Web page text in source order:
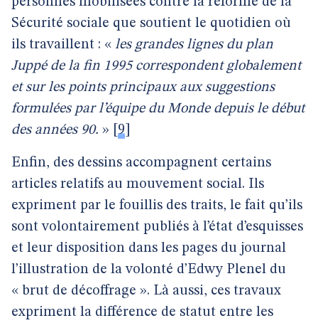
Sécurité sociale que soutient le quotidien où
ils travaillent : « les grandes lignes du plan
Juppé de la fin 1995 correspondent globalement
et sur les points principaux aux suggestions
formulées par l’équipe du Monde depuis le début
des années 90. » 9
Enfin, des dessins accompagnent certains
articles relatifs au mouvement social. Ils
expriment par le fouillis des traits, le fait qu’ils
sont volontairement publiés à l’état d’esquisses
et leur disposition dans les pages du journal
l’illustration de la volonté d’Edwy Plenel du
« brut de décoffrage ». Là aussi, ces travaux
expriment la différence de statut entre les